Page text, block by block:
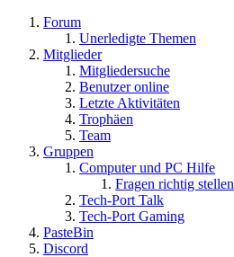
Forum
Unerledigte Themen
Mitglieder
Mitgliedersuche
Benutzer online
Letzte Aktivitäten
Trophäen
Team
Gruppen
Computer und PC Hilfe
Fragen richtig stellen
Tech-Port Talk
Tech-Port Gaming
PasteBin
Discord